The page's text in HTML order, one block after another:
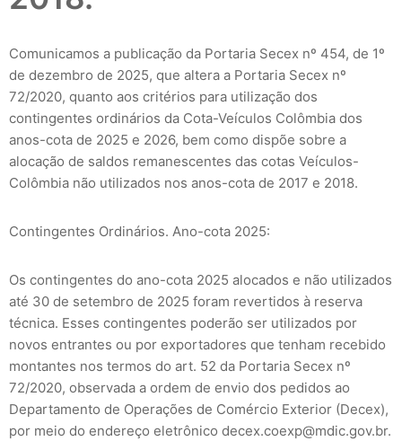
Comunicamos a publicação da Portaria Secex nº 454, de 1º
de dezembro de 2025, que altera a Portaria Secex nº
72/2020, quanto aos critérios para utilização dos
contingentes ordinários da Cota-Veículos Colômbia dos
anos-cota de 2025 e 2026, bem como dispõe sobre a
alocação de saldos remanescentes das cotas Veículos-
Colômbia não utilizados nos anos-cota de 2017 e 2018.
Contingentes Ordinários. Ano-cota 2025:
Os contingentes do ano-cota 2025 alocados e não utilizados
até 30 de setembro de 2025 foram revertidos à reserva
técnica. Esses contingentes poderão ser utilizados por
novos entrantes ou por exportadores que tenham recebido
montantes nos termos do art. 52 da Portaria Secex nº
72/2020, observada a ordem de envio dos pedidos ao
Departamento de Operações de Comércio Exterior (Decex),
por meio do endereço eletrônico decex.coexp@mdic.gov.br.